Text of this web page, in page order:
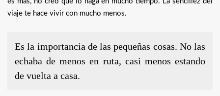
viaje te hace vivir con mucho menos.
Es la importancia de las pequeñas cosas. No las
echaba de menos en ruta, casi menos estando
de vuelta a casa.